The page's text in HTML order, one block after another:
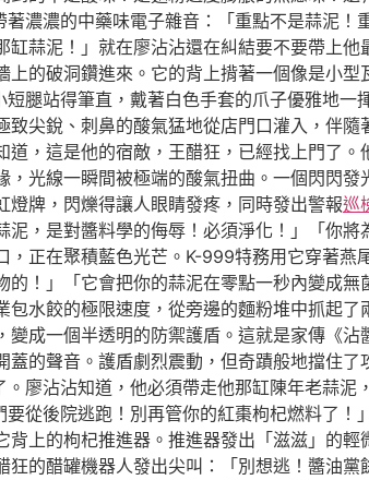
濃濃的中藥味電子雜音：「重點不是蒜泥
蒜泥！」就在廖沾沾還在糾結要不要帶上
上的破洞鑽進來。它的背上揹著一個像是
腿站得筆直，戴著白色手套的爪子優雅地
尖銳、刺鼻的酸氣猛地從店門口灌入，伴
，這是他的宿敵，王醋狂，已經找上門了。
，光線一瞬間被極端的酸氣扭曲。一個閃閃
牌，閃爍得讓人眼睛發疼，同時發出警報巡
，是對醬料學的侮辱！必須淨化！」「你
，正在聚積藍色光芒。K-999特務用它穿著
的！」「它會把你的蒜泥在零點一秒內變成
水餃的極限速度，從旁邊的麵粉堆中抓起
變成一個半透明的防禦護盾。這就是家傳《
的聲音。護盾劇烈震動，但奇蹟般地擋住
廖沾沾知道，他必須帶走他那缸陳年老蒜
從後院逃跑！別再管你的紅棗枸杞燃料了
背上的枸杞推進器。推進器發出「滋滋」的
的醋罐機器人發出尖叫：「別想逃！醬油